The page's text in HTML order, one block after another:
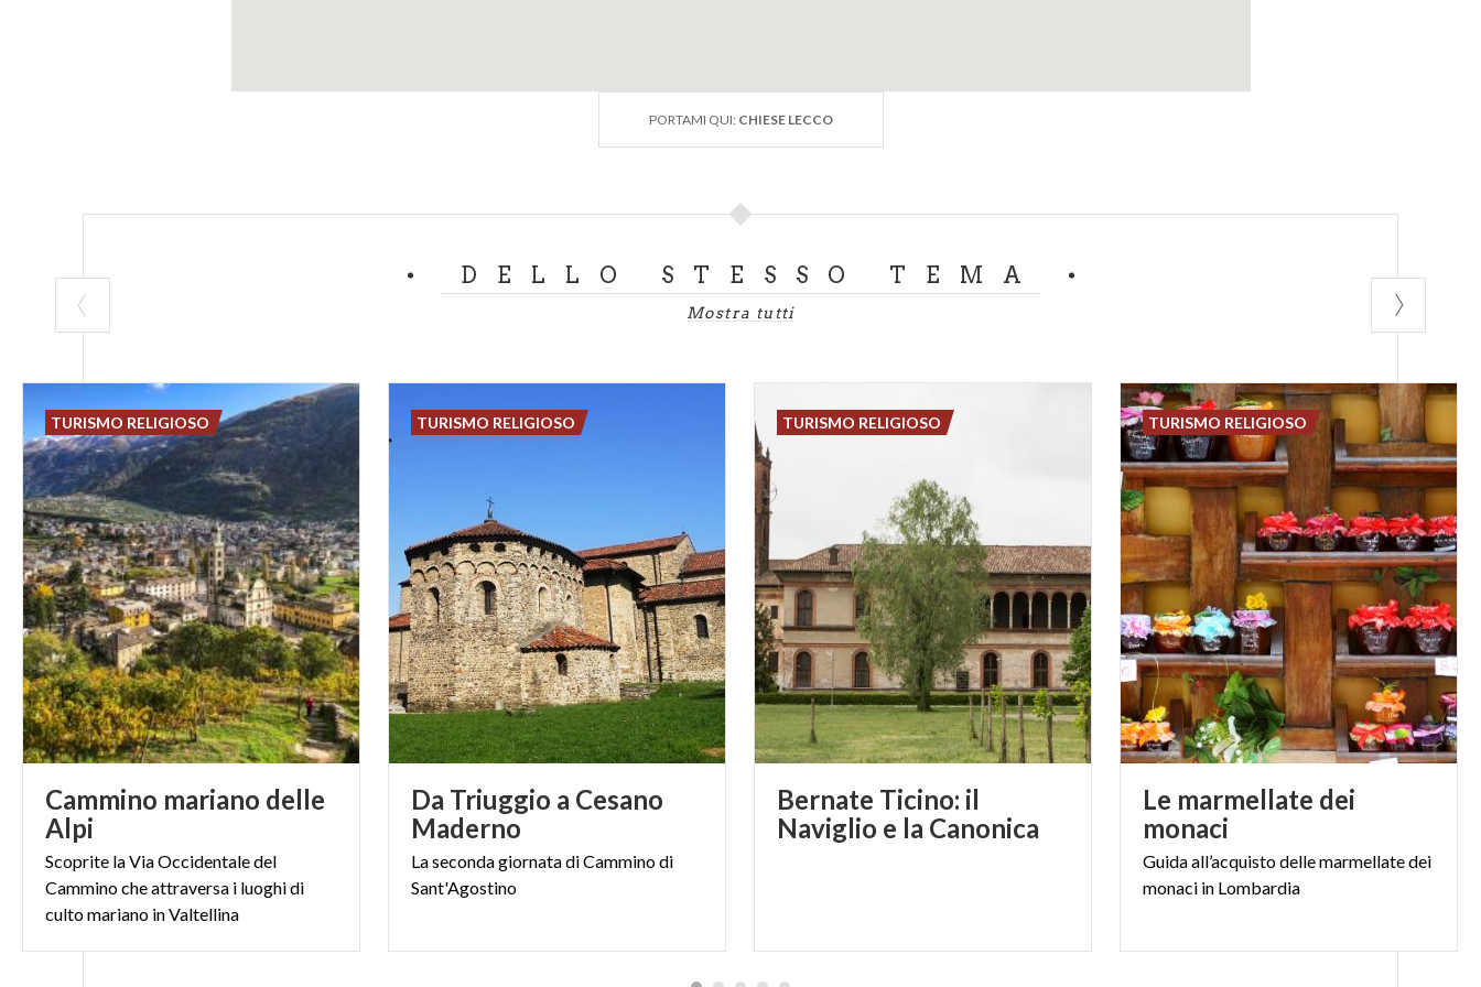
PORTAMI QUI: CHIESE LECCO
DELLO STESSO TEMA
Mostra tutti
Cammino mariano delle
Alpi
Scoprite la Via Occidentale del
Cammino che attraversa i luoghi di
culto mariano in Valtellina
TURISMO RELIGIOSO
Da Triuggio a Cesano
Maderno
LasecondagiornatadiCamminodi
Sant'Agostino
TURISMO RELIGIOSO
Bernate Ticino: il
Naviglio e la Canonica
TURISMO RELIGIOSO
Le marmellate dei
monaci
Guidaall’acquistodellemarmellatedei
monaci in Lombardia
TURISMO RELIGIOSO